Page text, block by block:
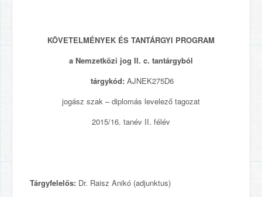
KÖVETELMÉNYEK ÉS TANTÁRGYI PROGRAM
a Nemzetközi jog II. c. tantárgyból
tárgykód: AJNEK275D6
jogász szak – diplomás levelező tagozat
2015/16. tanév II. félév
Tárgyfelelős: Dr. Raisz Anikó (adjunktus)